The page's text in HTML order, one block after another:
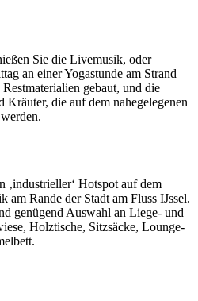
Sie die Livemusik, oder
an einer Yogastunde am Strand
gebaut, und die
die auf dem nahegelegenen
‚industrieller‘ Hotspot auf dem
am Rande der Stadt am Fluss IJssel.
genügend Auswahl an Liege- und
Holztische, Sitzsäcke, Lounge-